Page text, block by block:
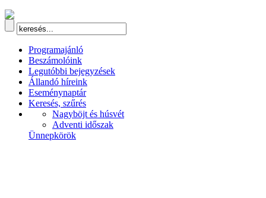
Programajánló
Beszámolóink
Legutóbbi bejegyzések
Állandó híreink
Eseménynaptár
Keresés, szűrés
Nagyböjt és húsvét
Adventi időszak
Ünnepkörök